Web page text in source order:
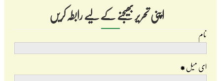
اپنی تحریر بھیجنے کے لیے رابطہ کریں
نام
ای میل*